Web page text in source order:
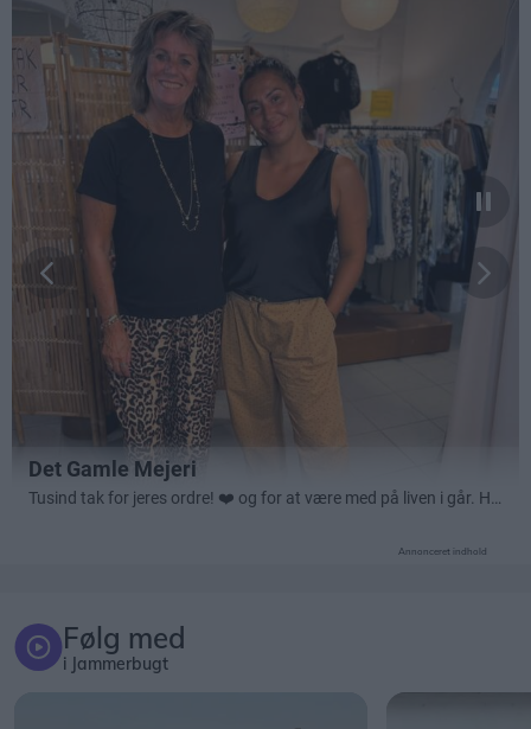
Annonceret indhold
Følg med
i Jammerbugt